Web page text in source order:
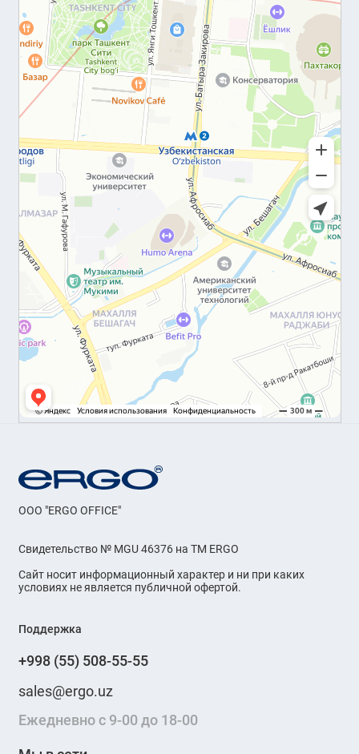
OOO "ERGO OFFICE"
Свидетельство № MGU 46376 на ТМ ERGO
Сайт носит информационный характер и ни при каких
условиях не является публичной офертой.
Поддержка
+998 (55) 508-55-55
sales@ergo.uz
Ежедневно с 9-00 до 18-00